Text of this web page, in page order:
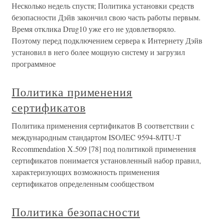
Несколько недель спустя; Политика установки средств
безопасности Дэйв закончил свою часть работы первым.
Время отклика Drug10 уже его не удовлетворяло.
Поэтому перед подключением сервера к Интернету Дэйв
установил в него более мощную систему и загрузил
программное
Политика применения
сертификатов
Политика применения сертификатов В соответствии с
международным стандартом ISO/IEC 9594-8/ITU-T
Recommendation X.509 [78] под политикой применения
сертификатов понимается установленный набор правил,
характеризующих возможность применения
сертификатов определенным сообществом
Политика безопасности